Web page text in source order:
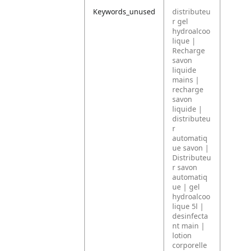
Keywords_unused
distributeu
r gel
hydroalcoo
lique |
Recharge
savon
liquide
mains |
recharge
savon
liquide |
distributeu
r
automatiq
ue savon |
Distributeu
r savon
automatiq
ue | gel
hydroalcoo
lique 5l |
desinfecta
nt main |
lotion
corporelle